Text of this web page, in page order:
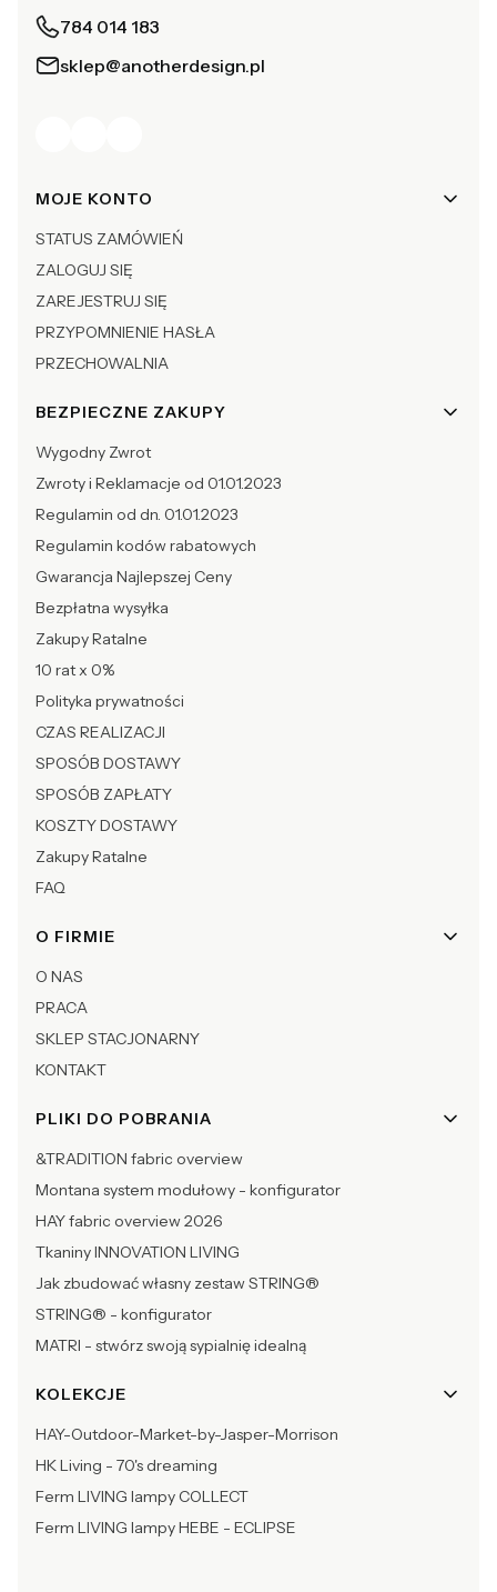
784 014 183
sklep@anotherdesign.pl
Linki w stopce
MOJE KONTO
STATUS ZAMÓWIEŃ
ZALOGUJ SIĘ
ZAREJESTRUJ SIĘ
PRZYPOMNIENIE HASŁA
PRZECHOWALNIA
BEZPIECZNE ZAKUPY
Wygodny Zwrot
Zwroty i Reklamacje od 01.01.2023
Regulamin od dn. 01.01.2023
Regulamin kodów rabatowych
Gwarancja Najlepszej Ceny
Bezpłatna wysyłka
Zakupy Ratalne
10 rat x 0%
Polityka prywatności
CZAS REALIZACJI
SPOSÓB DOSTAWY
SPOSÓB ZAPŁATY
KOSZTY DOSTAWY
Zakupy Ratalne
FAQ
O FIRMIE
O NAS
PRACA
SKLEP STACJONARNY
KONTAKT
PLIKI DO POBRANIA
&TRADITION fabric overview
Montana system modułowy - konfigurator
HAY fabric overview 2026
Tkaniny INNOVATION LIVING
Jak zbudować własny zestaw STRING®
STRING® - konfigurator
MATRI - stwórz swoją sypialnię idealną
KOLEKCJE
HAY-Outdoor-Market-by-Jasper-Morrison
HK Living - 70's dreaming
Ferm LIVING lampy COLLECT
Ferm LIVING lampy HEBE - ECLIPSE